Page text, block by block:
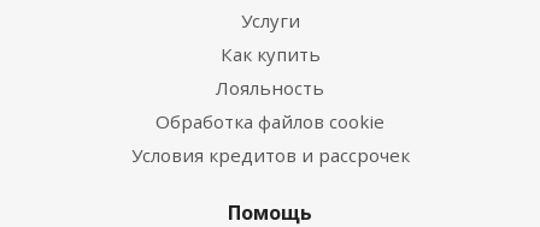
Услуги
Как купить
Лояльность
Обработка файлов cookie
Условия кредитов и рассрочек
Помощь